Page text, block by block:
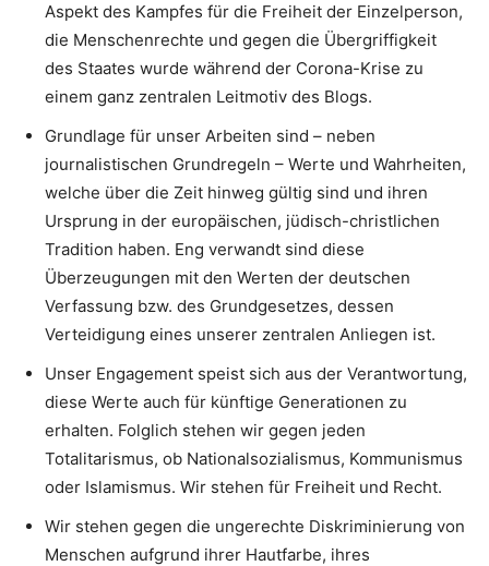
Aspekt des Kampfes für die Freiheit der Einzelperson,
die Menschenrechte und gegen die Übergriffigkeit
des Staates wurde während der Corona-Krise zu
einem ganz zentralen Leitmotiv des Blogs.
Grundlage für unser Arbeiten sind – neben
journalistischen Grundregeln – Werte und Wahrheiten,
welche über die Zeit hinweg gültig sind und ihren
Ursprung in der europäischen, jüdisch-christlichen
Tradition haben. Eng verwandt sind diese
Überzeugungen mit den Werten der deutschen
Verfassung bzw. des Grundgesetzes, dessen
Verteidigung eines unserer zentralen Anliegen ist.
Unser Engagement speist sich aus der Verantwortung,
diese Werte auch für künftige Generationen zu
erhalten. Folglich stehen wir gegen jeden
Totalitarismus, ob Nationalsozialismus, Kommunismus
oder Islamismus. Wir stehen für Freiheit und Recht.
Wir stehen gegen die ungerechte Diskriminierung von
Menschen aufgrund ihrer Hautfarbe, ihres